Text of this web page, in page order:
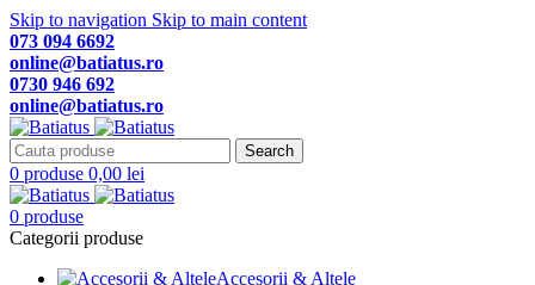
Skip to navigation Skip to main content
073 094 6692
online@batiatus.ro
0730 946 692
online@batiatus.ro
Search
0 produse 0,00 lei
0 produse
Categorii produse
Accesorii & Altele